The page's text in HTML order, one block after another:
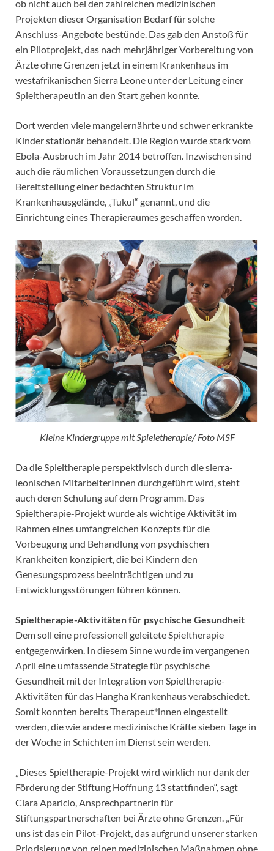
ob nicht auch bei den zahlreichen medizinischen
Projekten dieser Organisation Bedarf für solche
Anschluss-Angebote bestünde. Das gab den Anstoß für
ein Pilotprojekt, das nach mehrjähriger Vorbereitung von
Ärzte ohne Grenzen jetzt in einem Krankenhaus im
westafrikanischen Sierra Leone unter der Leitung einer
Spieltherapeutin an den Start gehen konnte.
Dort werden viele mangelernährte und schwer erkrankte
Kinder stationär behandelt. Die Region wurde stark vom
Ebola-Ausbruch im Jahr 2014 betroffen. Inzwischen sind
auch die räumlichen Voraussetzungen durch die
Bereitstellung einer bedachten Struktur im
Krankenhausgelände, „Tukul“ genannt, und die
Einrichtung eines Therapieraumes geschaffen worden.
Kleine Kindergruppe mit Spieletherapie/ Foto MSF
Da die Spieltherapie perspektivisch durch die sierra-
leonischen MitarbeiterInnen durchgeführt wird, steht
auch deren Schulung auf dem Programm. Das
Spieltherapie-Projekt wurde als wichtige Aktivität im
Rahmen eines umfangreichen Konzepts für die
Vorbeugung und Behandlung von psychischen
Krankheiten konzipiert, die bei Kindern den
Genesungsprozess beeinträchtigen und zu
Entwicklungsstörungen führen können.
Spieltherapie-Aktivitäten für psychische Gesundheit
Dem soll eine professionell geleitete Spieltherapie
entgegenwirken. In diesem Sinne wurde im vergangenen
April eine umfassende Strategie für psychische
Gesundheit mit der Integration von Spieltherapie-
Aktivitäten für das Hangha Krankenhaus verabschiedet.
Somit konnten bereits Therapeut*innen eingestellt
werden, die wie andere medizinische Kräfte sieben Tage in
der Woche in Schichten im Dienst sein werden.
„Dieses Spieltherapie-Projekt wird wirklich nur dank der
Förderung der Stiftung Hoffnung 13 stattfinden“, sagt
Clara Aparicio, Ansprechpartnerin für
Stiftungspartnerschaften bei Ärzte ohne Grenzen. „Für
uns ist das ein Pilot-Projekt, das aufgrund unserer starken
Priorisierung von reinen medizinischen Maßnahmen ohne